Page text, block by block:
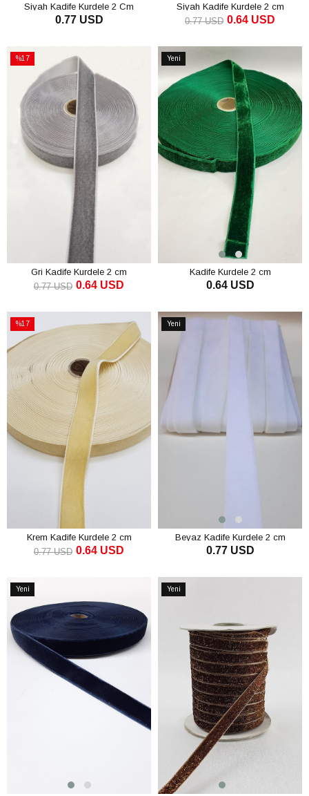
Siyah Kadife Kurdele 2 Cm
0.77 USD
Siyah Kadife Kurdele 2 cm
0.64 USD
0.77 USD
%17
%17İndirim
Gri Kadife Kurdele 2 cm
0.64 USD
0.77 USD
Yeni
Kadife Kurdele 2 cm
0.64 USD
%17
İndirim
%17İndirim
Krem Kadife Kurdele 2 cm
0.64 USD
0.77 USD
Yeni
Beyaz Kadife Kurdele 2 cm
0.77 USD
Yeni
Yeni